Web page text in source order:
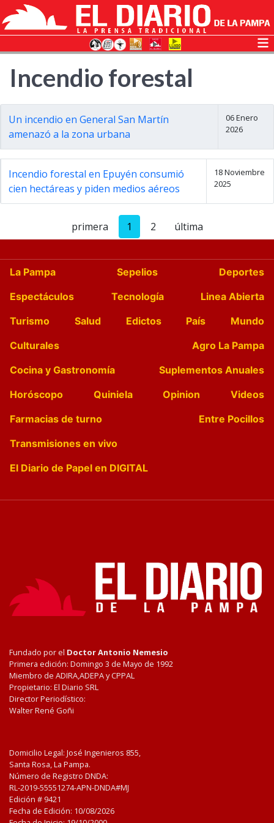
Incendio forestal
Un incendio en General San Martín
amenazó a la zona urbana
06 Enero
2026
Incendio forestal en Epuyén consumió
cien hectáreas y piden medios aéreos
18 Noviembre
2025
primera 1 2 última
La Pampa Sepelios
Deportes
Espectáculos
Tecnología
Linea Abierta
Turismo
Salud Edictos País
Mundo
Culturales
Agro La Pampa
Cocina y Gastronomía
Suplementos Anuales
Horóscopo
Quiniela Opinion
Videos
Farmacias de turno
Entre Pocillos
Transmisiones en vivo
El Diario de Papel en DIGITAL
Fundado por el Doctor Antonio Nemesio
Primera edición: Domingo 3 de Mayo de 1992
Miembro de ADIRA,ADEPA y CPPAL
Propietario: El Diario SRL
Director Periodístico:
Walter René Goñi
Domicilio Legal: José Ingenieros 855,
Santa Rosa, La Pampa.
Número de Registro DNDA:
RL-2019-55551274-APN-DNDA#MJ
Edición # 9421
Fecha de Edición: 10/08/2026